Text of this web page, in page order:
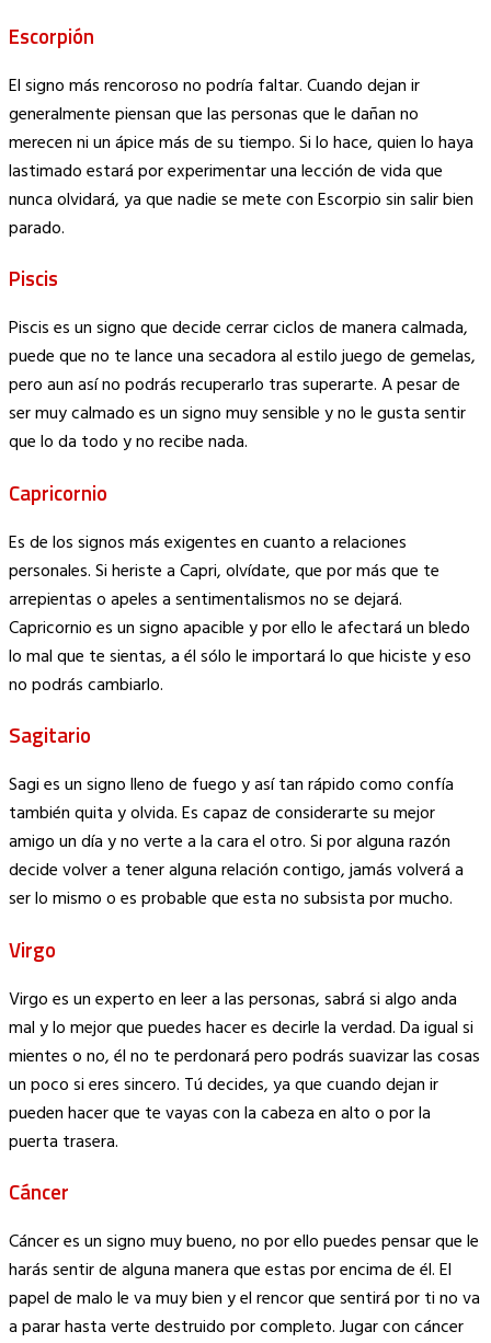
Escorpión
El signo más rencoroso no podría faltar. Cuando dejan ir
generalmente piensan que las personas que le dañan no
merecen ni un ápice más de su tiempo. Si lo hace, quien lo haya
lastimado estará por experimentar una lección de vida que
nunca olvidará, ya que nadie se mete con Escorpio sin salir bien
parado.
Piscis
Piscis es un signo que decide cerrar ciclos de manera calmada,
puede que no te lance una secadora al estilo juego de gemelas,
pero aun así no podrás recuperarlo tras superarte. A pesar de
ser muy calmado es un signo muy sensible y no le gusta sentir
que lo da todo y no recibe nada.
Capricornio
Es de los signos más exigentes en cuanto a relaciones
personales. Si heriste a Capri, olvídate, que por más que te
arrepientas o apeles a sentimentalismos no se dejará.
Capricornio es un signo apacible y por ello le afectará un bledo
lo mal que te sientas, a él sólo le importará lo que hiciste y eso
no podrás cambiarlo.
Sagitario
Sagi es un signo lleno de fuego y así tan rápido como confía
también quita y olvida. Es capaz de considerarte su mejor
amigo un día y no verte a la cara el otro. Si por alguna razón
decide volver a tener alguna relación contigo, jamás volverá a
ser lo mismo o es probable que esta no subsista por mucho.
Virgo
Virgo es un experto en leer a las personas, sabrá si algo anda
mal y lo mejor que puedes hacer es decirle la verdad. Da igual si
mientes o no, él no te perdonará pero podrás suavizar las cosas
un poco si eres sincero. Tú decides, ya que cuando dejan ir
pueden hacer que te vayas con la cabeza en alto o por la
puerta trasera.
Cáncer
Cáncer es un signo muy bueno, no por ello puedes pensar que le
harás sentir de alguna manera que estas por encima de él. El
papel de malo le va muy bien y el rencor que sentirá por ti no va
a parar hasta verte destruido por completo. Jugar con cáncer